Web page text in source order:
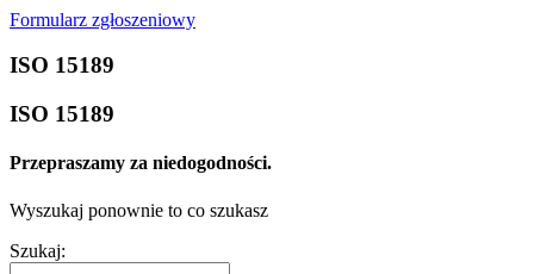
Formularz zgłoszeniowy
ISO 15189
ISO 15189
Przepraszamy za niedogodności.
Wyszukaj ponownie to co szukasz
Szukaj: